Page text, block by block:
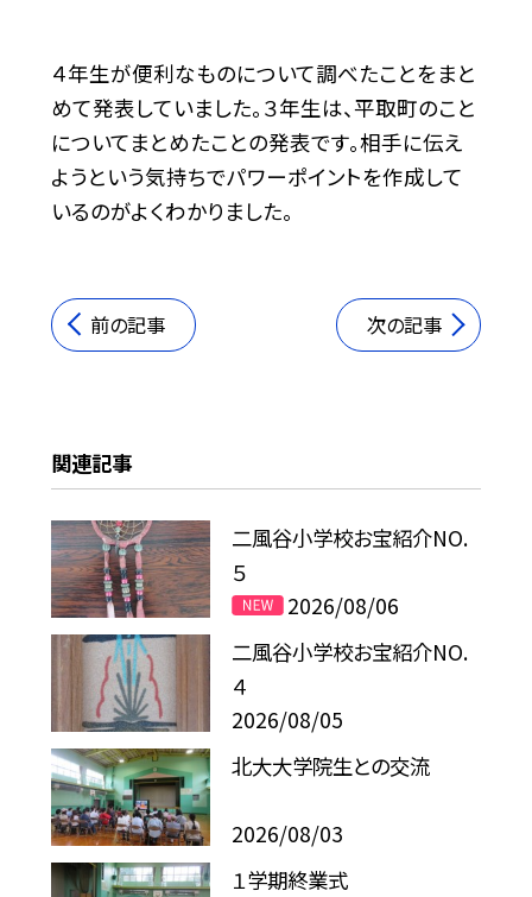
４年生が便利なものについて調べたことをまと
めて発表していました。３年生は、平取町のこと
についてまとめたことの発表です。相手に伝え
ようという気持ちでパワーポイントを作成して
いるのがよくわかりました。
前の記事 次の記事
関連記事
二風谷小学校お宝紹介NO.
５
2026/08/06
二風谷小学校お宝紹介NO.
４
2026/08/05
北大大学院生との交流
2026/08/03
１学期終業式